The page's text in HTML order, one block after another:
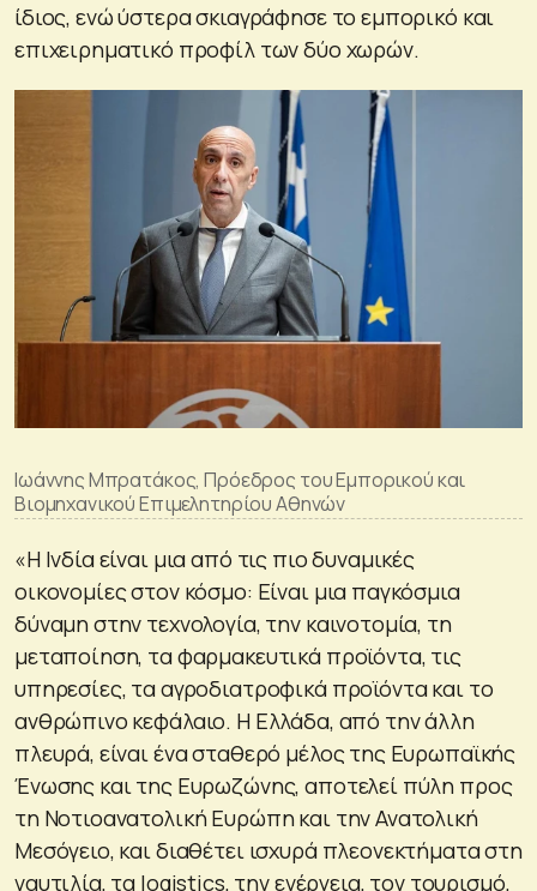
ίδιος, ενώ ύστερα σκιαγράφησε το εμπορικό και
επιχειρηματικό προφίλ των δύο χωρών.
Ιωάννης Μπρατάκος, Πρόεδρος του Εμπορικού και
Βιομηχανικού Επιμελητηρίου Αθηνών
«Η Ινδία είναι μια από τις πιο δυναμικές
οικονομίες στον κόσμο: Είναι μια παγκόσμια
δύναμη στην τεχνολογία, την καινοτομία, τη
μεταποίηση, τα φαρμακευτικά προϊόντα, τις
υπηρεσίες, τα αγροδιατροφικά προϊόντα και το
ανθρώπινο κεφάλαιο. Η Ελλάδα, από την άλλη
πλευρά, είναι ένα σταθερό μέλος της Ευρωπαϊκής
Ένωσης και της Ευρωζώνης, αποτελεί πύλη προς
τη Νοτιοανατολική Ευρώπη και την Ανατολική
Μεσόγειο, και διαθέτει ισχυρά πλεονεκτήματα στη
ναυτιλία, τα logistics, την ενέργεια, τον τουρισμό,